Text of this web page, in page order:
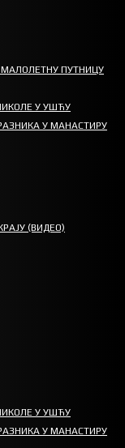
ПУТНИЦУ
У УШЋУ
У МАНАСТИРУ
(ВИДЕО)
У УШЋУ
У МАНАСТИРУ